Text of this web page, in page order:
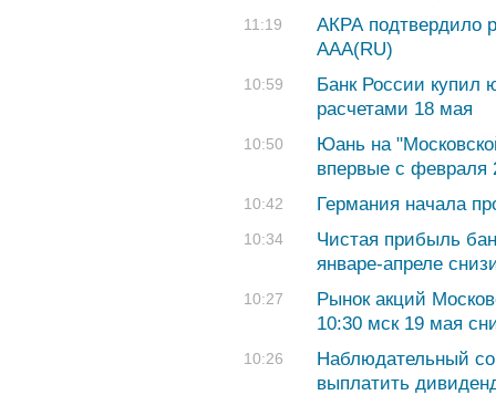
11:19
АКРА подтвердило
АAA(RU)
10:59
Банк России купил
расчетами 18 мая
10:50
Юань на
впервые с февраля
10:42 Германия начала
10:34
Чистая прибыль
январе-апреле
10:27
Рынок акций
10:30 мск 19 мая
10:26
Наблюдательный
выплатить